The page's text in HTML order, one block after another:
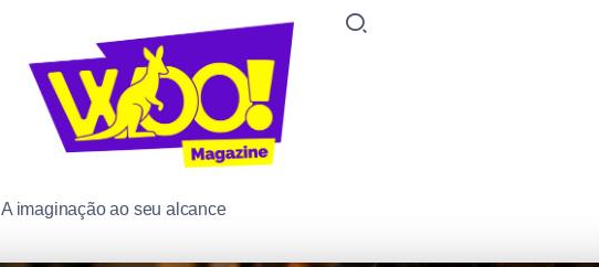
A imaginação ao seu alcance